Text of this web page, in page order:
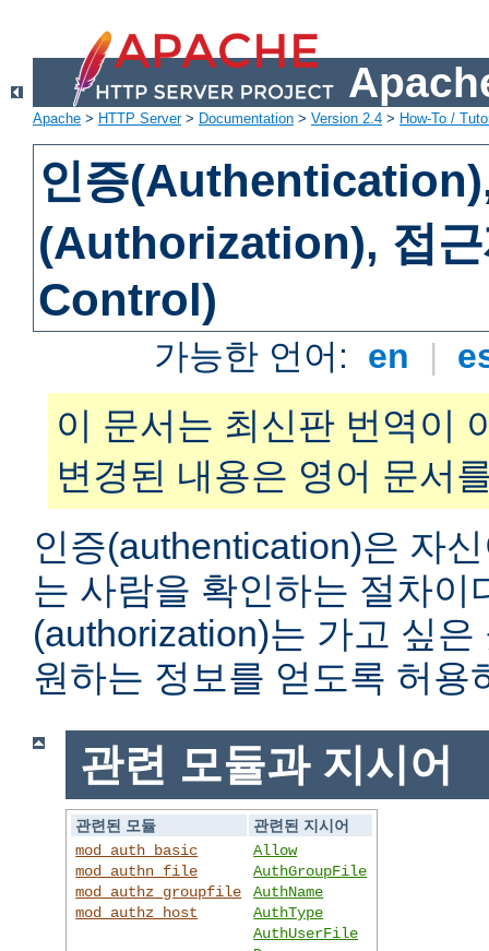
Apache > HTTP Server> Documentation > Version 2.4 > How-To /
인증
(Authorization), 접
Control)
가능한 언어: en |
이 문서는 최신판 번역이
변경된 내용은 영어 문서
인증(authentication)은 자
는 사람을 확인하는 절차이
(authorization)는 가고 싶
원하는 정보를 얻도록 허용
관련 모듈과 지시어
관련된 모듈
관련된 지시어
mod_auth_basic
mod_authn_file
mod_authz_groupfile
mod_authz_host
Allow
AuthGroupFile
AuthName
AuthType
AuthUserFile